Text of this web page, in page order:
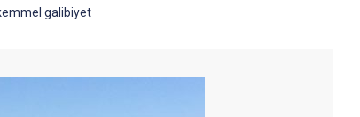
galibiyet